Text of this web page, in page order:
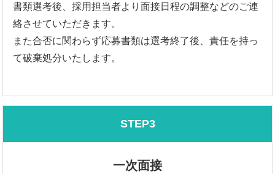
書類選考後、採用担当者より面接日程の調整などのご連
絡させていただきます。
また合否に関わらず応募書類は選考終了後、責任を持っ
て破棄処分いたします。
STEP3
一次面接